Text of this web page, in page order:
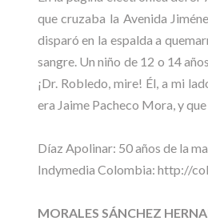
que cruzaba la Avenida
disparó en la espalda a
sangre. Un niño de 12 o 14
¡Dr. Robledo, mire! Él, a mi
era Jaime Pacheco Mora, y
Díaz Apolinar: 50 años de la
Indymedia Colombia: http://
MORALES SÁNCHEZ